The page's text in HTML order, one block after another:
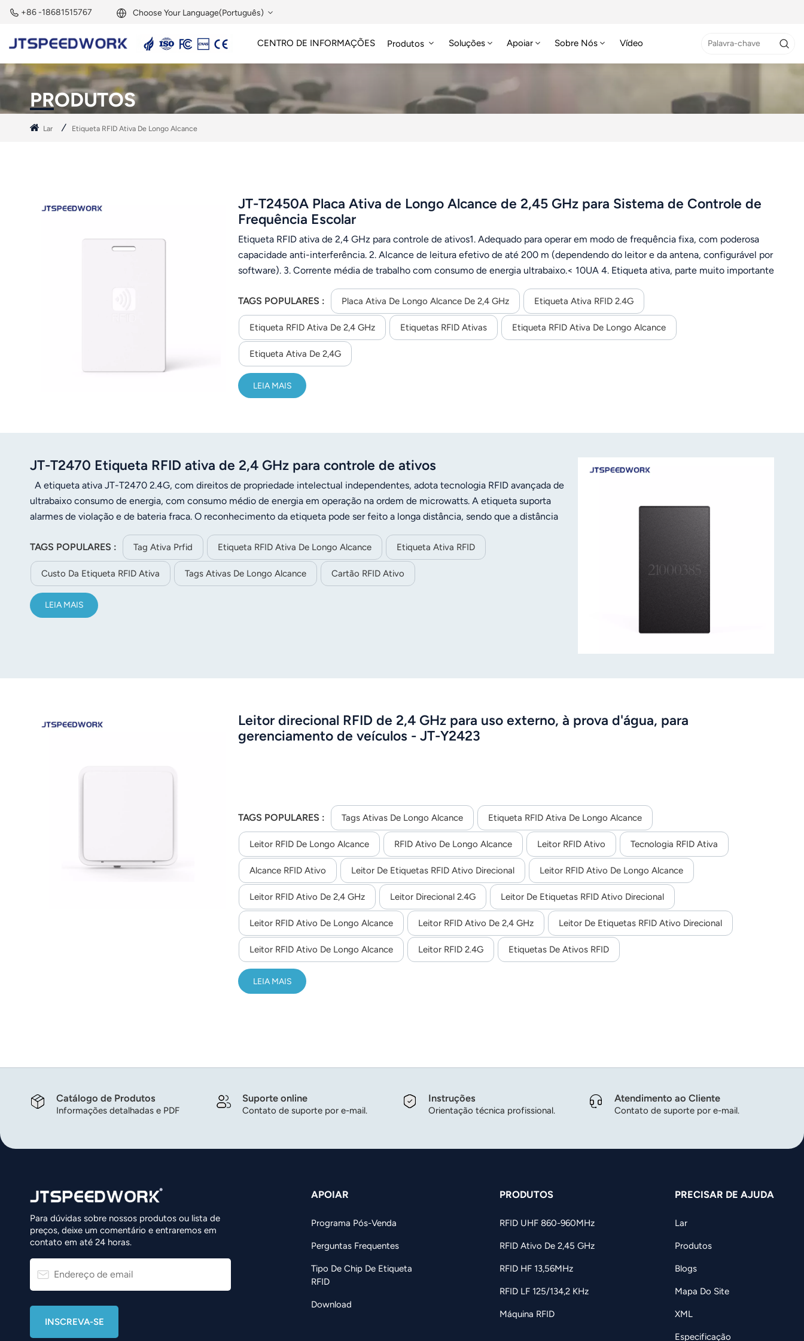
+86 -18681515767 Choose Your Language(Português)
English
Français
Deutsch
Nederland
แบบไทย
Indonesia
norsk
magyar
CENTRO DE INFORMAÇÕES Produtos Soluções Apoiar Sobre Nós Vídeo
PRODUTOS
Lar Etiqueta RFID Ativa De Longo Alcance
JT-T2450A Placa Ativa de Longo Alcance de 2,45 GHz para Sistema de Controle de
Frequência Escolar
Etiqueta RFID ativa de 2,4 GHz para controle de ativos1. Adequado para operar em modo de frequência fixa, com poderosa
capacidade anti-interferência. 2. Alcance de leitura efetivo de até 200 m (dependendo do leitor e da antena, configurável por
software). 3. Corrente média de trabalho com consumo de energia ultrabaixo.< 10UA 4. Etiqueta ativa, parte muito importante
TAGS POPULARES :
Placa Ativa De Longo Alcance De 2,4 GHz Etiqueta Ativa RFID 2.4G
Etiqueta RFID Ativa De 2,4 GHz Etiquetas RFID Ativas Etiqueta RFID Ativa De Longo Alcance
Etiqueta Ativa De 2,4G
LEIA MAIS
JT-T2470 Etiqueta RFID ativa de 2,4 GHz para controle de ativos
A etiqueta ativa JT-T2470 2.4G, com direitos de propriedade intelectual independentes, adota tecnologia RFID avançada de
ultrabaixo consumo de energia, com consumo médio de energia em operação na ordem de microwatts. A etiqueta suporta
alarmes de violação e de bateria fraca. O reconhecimento da etiqueta pode ser feito a longa distância, sendo que a distância
reconhecimento pode atingir 40 metros de forma estável. Quando a etiqueta se comunica com o leitor, os dados da
comunicação são criptografados e somente o protocolo relevante pode ser interpretado corretamente, garantindo a
segurança da comunicação. Logotipos, códigos QR e códigos 1D do cliente podem ser personalizados de acordo com as
necessidades do cliente.
TAGS POPULARES : Tag Ativa Prfid Etiqueta RFID Ativa De Longo Alcance Etiqueta Ativa RFID
Custo Da Etiqueta RFID Ativa Tags Ativas De Longo Alcance Cartão RFID Ativo
LEIA MAIS
Leitor direcional RFID de 2,4 GHz para uso externo, à prova d'água, para
gerenciamento de veículos - JT-Y2423
TAGS POPULARES : Tags Ativas De Longo Alcance Etiqueta RFID Ativa De Longo Alcance
Leitor RFID De Longo Alcance RFID Ativo De Longo Alcance Leitor RFID Ativo Tecnologia RFID Ativa
Alcance RFID Ativo Leitor De Etiquetas RFID Ativo Direcional Leitor RFID Ativo De Longo Alcance
Leitor RFID Ativo De 2,4 GHz Leitor Direcional 2.4G Leitor De Etiquetas RFID Ativo Direcional
Leitor RFID Ativo De Longo Alcance Leitor RFID Ativo De 2,4 GHz Leitor De Etiquetas RFID Ativo Direcional
Leitor RFID Ativo De Longo Alcance Leitor RFID 2.4G Etiquetas De Ativos RFID
LEIA MAIS
Catálogo de Produtos
Informações detalhadas e PDF
Suporte online
Contato de suporte por e-mail.
Instruções
Orientação técnica profissional.
Atendimento ao Cliente
Contato de suporte por e-mail.
Para dúvidas sobre nossos produtos ou lista de
preços, deixe um comentário e entraremos em
contato em até 24 horas.
APOIAR
Programa Pós-Venda
Perguntas Frequentes
Tipo De Chip De Etiqueta
RFID
Download
PRODUTOS
RFID UHF 860-960MHz
RFID Ativo De 2,45 GHz
RFID HF 13,56MHz
RFID LF 125/134,2 KHz
Máquina RFID
PRECISAR DE AJUDA
Lar
Produtos
Blogs
Mapa Do Site
XML
Especificação